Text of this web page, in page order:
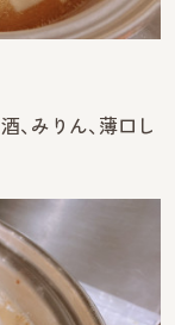
、みりん、薄口し